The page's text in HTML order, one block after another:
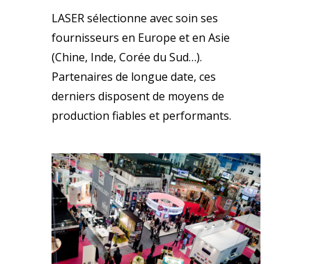
LASER sélectionne avec soin ses
fournisseurs en Europe et en Asie
(Chine, Inde, Corée du Sud…).
Partenaires de longue date, ces
derniers disposent de moyens de
production fiables et performants.